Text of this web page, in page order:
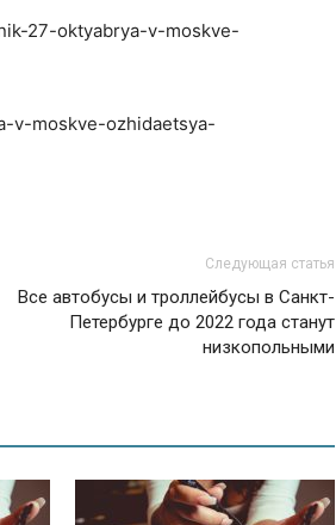
27-oktyabrya-v-moskve-
v-moskve-ozhidaetsya-
Следующая статья
Все автобусы и троллейбусы в Санкт-
Петербурге до 2022 года станут
низкопольными